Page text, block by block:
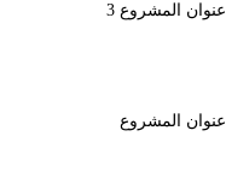
عنوان المشروع 3
عنوان المشروع